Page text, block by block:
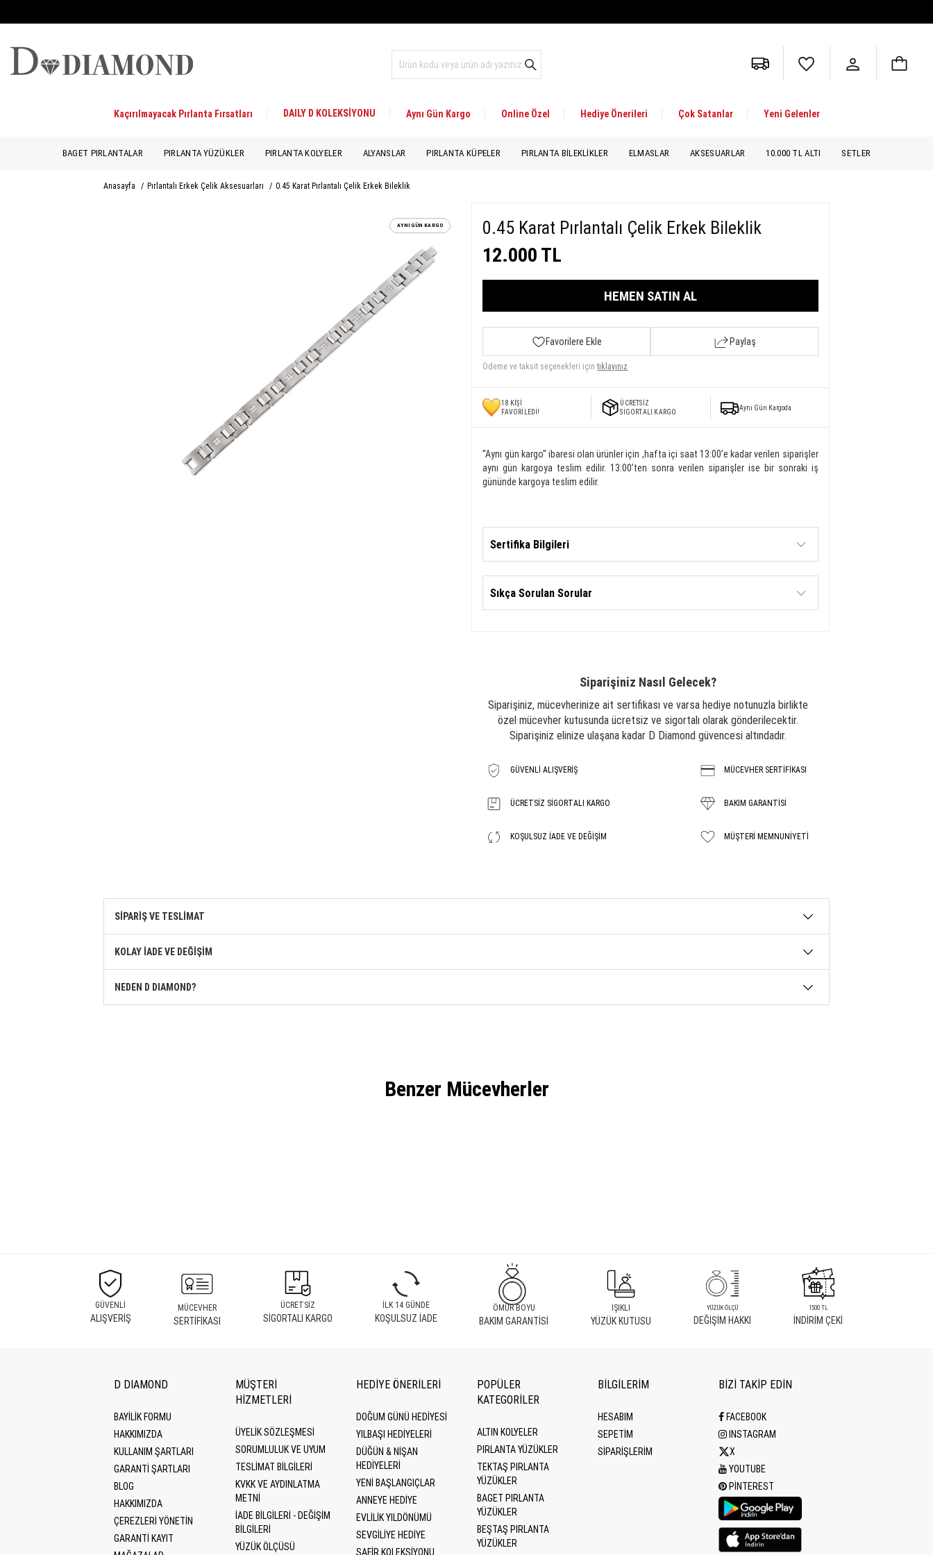
Kaçırılmayacak Pırlanta Fırsatları DAILY D KOLEKSİYONU Aynı Gün Kargo Online Özel Hediye Önerileri Çok Satanlar Yeni Gelenler
BAGET PIRLANTALAR PIRLANTA YÜZÜKLER PIRLANTA KOLYELER ALYANSLAR PIRLANTA KÜPELER PIRLANTA BILEKLIKLER ELMASLAR AKSESUARLAR 10.000 TL ALTI SETLER
Anasayfa / Pırlantalı Erkek Çelik Aksesuarları / 0.45 Karat Pırlantalı Çelik Erkek Bileklik
AYNI GÜN KARGO 0.45 Karat Pırlantalı Çelik Erkek Bileklik
12.000 TL
HEMEN SATIN AL
Favorilere Ekle Paylaş
Ödeme ve taksit seçenekleri içintıklayınız
18 KİŞİ
FAVORİLEDİ!
ÜCRETSİZ
SİGORTALI KARGO
Aynı Gün Kargoda
''Aynı gün kargo'' ibaresi olan ürünler için ,hafta içi saat 13:00’e kadar verilen siparişler
aynı gün kargoya teslim edilir. 13:00’ten sonra verilen siparişler ise bir sonraki iş
gününde kargoya teslim edilir.
Sertifika Bilgileri
Sıkça Sorulan Sorular
Siparişiniz Nasıl Gelecek?
Siparişiniz, mücevherinize ait sertifikası ve varsa hediye notunuzla birlikte
özel mücevher kutusunda ücretsiz ve sigortalı olarak gönderilecektir.
Siparişiniz elinize ulaşana kadar D Diamond güvencesi altındadır.
GÜVENLI ALIŞVERIŞ MÜCEVHER SERTİFİKASI
ÜCRETSIZ SIGORTALI KARGO BAKIM GARANTISİ
KOŞULSUZ İADE VE DEĞIŞIM MÜŞTERI MEMNUNIYETI
SİPARİŞ VE TESLİMAT
KOLAY İADE VE DEĞİŞİM
NEDEN D DIAMOND?
Benzer Mücevherler
GÜVENLİ
ALIŞVERİŞ
MÜCEVHER
SERTİFİKASI
ÜCRETSİZ
SİGORTALI KARGO
İLK 14 GÜNDE
KOŞULSUZ İADE
ÖMÜR BOYU
BAKIM GARANTİSİ
IŞIKLI
YÜZÜK KUTUSU
YÜZÜK ÖLÇÜ
DEĞİŞİM HAKKI
1500 TL
İNDİRİM ÇEKİ
D DIAMOND
BAYİLİK FORMU
HAKKIMIZDA
KULLANIM ŞARTLARI
GARANTI ŞARTLARI
BLOG
HAKKIMIZDA
ÇEREZLERI YÖNETIN
GARANTİ KAYIT
MÜŞTERİ
HİZMETLERİ
ÜYELIK SÖZLEŞMESI
SORUMLULUK VE UYUM
TESLIMAT BILGILERI
KVKK VE AYDINLATMA
METNI
İADE BILGILERI - DEĞIŞIM
BILGILERI
YÜZÜK ÖLÇÜSÜ
HEDİYE ÖNERİLERİ
DOĞUM GÜNÜ HEDIYESI
YILBAŞI HEDIYELERI
DÜĞÜN & NIŞAN
HEDIYELERI
YENI BAŞLANGIÇLAR
ANNEYE HEDIYE
EVLILIK YILDÖNÜMÜ
SEVGILIYE HEDIYE
SAFIR KOLEKSIYONU
POPÜLER
KATEGORILER
ALTIN KOLYELER
PIRLANTA YÜZÜKLER
TEKTAŞ PIRLANTA
YÜZÜKLER
BAGET PIRLANTA
YÜZÜKLER
BEŞTAŞ PIRLANTA
YÜZÜKLER
BİLGİLERİM
HESABIM
SEPETİM
SİPARİŞLERİM
BİZİ TAKİP EDİN
FACEBOOK
INSTAGRAM
X
YOUTUBE
PINTEREST